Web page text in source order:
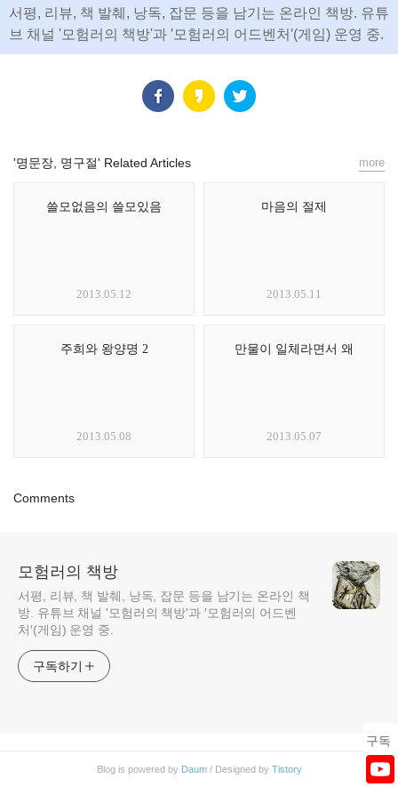
구독
서평, 리뷰, 책 발췌, 낭독, 잡문 등을 남기는 온라인 책방. 유튜
브 채널 '모험러의 책방'과 ′모험러의 어드벤처′(게임) 운영 중.
'명문장, 명구절' Related Articles
쓸모없음의 쓸모있음
2013.05.12
마음의 절제
2013.05.11
주희와 왕양명 2
2013.05.08
만물이 일체라면서 왜
2013.05.07
more
Comments
모험러의 책방
서평, 리뷰, 책 발췌, 낭독, 잡문 등을 남기는 온라인 책
방. 유튜브 채널 '모험러의 책방'과 ′모험러의 어드벤
처′(게임) 운영 중.
구독하기
Blog is powered by Daum/ Designed by Tistory